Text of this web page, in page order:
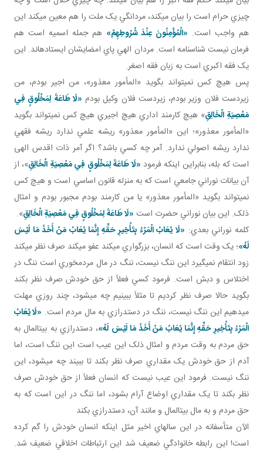
چيزي حرام است را بيان مي کند، مردانگي يک ملت را هم معين مي کند اين
هم واجب است. «الْمُؤْمِنُونَ عِنْدَ شُرُوطِهِمْ» هم جمله اسميه است هم
فرمان نيست شناسنامه است. مردان الهي پاي امضايشان ايستاده اند. اين
يک فقه اکبري است به زبان فقه اصغر.
پس هيچ کس نمي تواند بگويد «المأمور معذور»، من اجير بودم، من
زيردست فلان وزير بودم، زيردست فلان وکيل بودم «لَا طَاعَةَ لِمَخْلُوقٍ فِي
مَعْصِيَةِ الْخَالِقِ‏» هيچ کارمند اداري هيچ اجيري هيچ کس نمي تواند بگويد
«المأمور معذور»؛ اين «المأمور معذور» ريشه علمي ندارد ريشه فقهي
ندارد ريشه اصولي ندارد. آمر چه کسي باشد؟ اگر آمر ذات اقدس الهی
است که بله، بنابراين اينکه فرمود «لَا طَاعَةَ لِمَخْلُوقٍ فِي مَعْصِيَةِ الْخَالِقِ‏»، از
آن بيانات نوراني جامعي است که به منزله قانون اساسي است و هيچ کس
نمي تواند بگويد «المأمور معذور» يا من کارمند بودم مجبور بودم و امثال
ذلک. اين بيان نوراني حضرت است «لَا طَاعَةَ لِمَخْلُوقٍ فِي مَعْصِيَةِ الْخَالِقِ‏».
کلمه نوراني بعدي: «لَا يُعَابُ الْمَرْءُ بِتَأْخِيرِ حَقِّهِ إِنَّمَا يُعَابُ مَنْ أَخَذَ مَا لَيْسَ
لَهُ‏»؛ يک وقت است که انسان، بزرگواري مي کند عفو مي کند صرف نظر مي کند
زود انتقام نمي گيرد اين ننگ نيست، ننگ در مال مردم خوري است ننگ در
اختلاس و دبش است. فرمود کسي فعلاً از حق خودش صرف نظر بکند
بگويد حالا صرف نظر کرديم تا مثلاً ببينيم چه مي شود، چند روزي مهلت
مي دهيم اين ننگ نيست، ننگ در دست درازي به مال مردم است. «لَا يُعَابُ
الْمَرْءُ بِتَأْخِيرِ حَقِّهِ إِنَّمَا يُعَابُ مَنْ أَخَذَ مَا لَيْسَ لَهُ‏»، دست درازي به بيت المال به
حق مردم به وقت مردم و امثال ذلک اين عيب است اين ننگ است، اما
آدم از حق خودش يک مقداري صرف نظر بکند تا ببيند چه مي شود، اين
ننگ نيست. فرمود اين عيب نيست که انسان فعلاً از حق خودش صرف
نظر بکند تا يک مقداري اوضاع آرام بشود، اما ننگ در اين است که به
حق مردم و به مال بيت المال و مانند آن، دست درازي بکند
الآن متأسفانه در اين سال هاي اخير مثل اينکه انسان خودش را گم کرده
است! اين رابطه خانوادگي ضعيف شد اين ارتباطات اخلاقي ضعيف شد.